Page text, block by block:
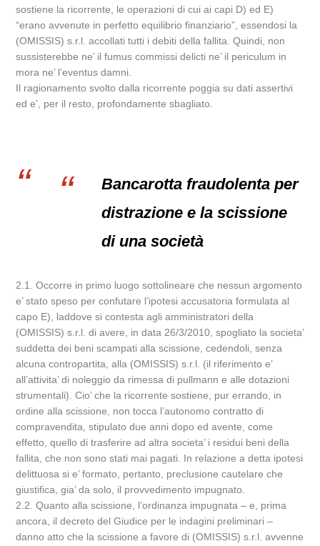
sostiene la ricorrente, le operazioni di cui ai capi D) ed E)
“erano avvenute in perfetto equilibrio finanziario”, essendosi la
(OMISSIS) s.r.l. accollati tutti i debiti della fallita. Quindi, non
sussisterebbe ne’ il fumus commissi delicti ne’ il periculum in
mora ne’ l’eventus damni.
Il ragionamento svolto dalla ricorrente poggia su dati assertivi
ed e’, per il resto, profondamente sbagliato.
Bancarotta fraudolenta per
distrazione e la scissione
di una società
2.1. Occorre in primo luogo sottolineare che nessun argomento
e’ stato speso per confutare l’ipotesi accusatoria formulata al
capo E), laddove si contesta agli amministratori della
(OMISSIS) s.r.l. di avere, in data 26/3/2010, spogliato la societa’
suddetta dei beni scampati alla scissione, cedendoli, senza
alcuna contropartita, alla (OMISSIS) s.r.l. (il riferimento e’
all’attivita’ di noleggio da rimessa di pullmann e alle dotazioni
strumentali). Cio’ che la ricorrente sostiene, pur errando, in
ordine alla scissione, non tocca l’autonomo contratto di
compravendita, stipulato due anni dopo ed avente, come
effetto, quello di trasferire ad altra societa’ i residui beni della
fallita, che non sono stati mai pagati. In relazione a detta ipotesi
delittuosa si e’ formato, pertanto, preclusione cautelare che
giustifica, gia’ da solo, il provvedimento impugnato.
2.2. Quanto alla scissione, l’ordinanza impugnata – e, prima
ancora, il decreto del Giudice per le indagini preliminari –
danno atto che la scissione a favore di (OMISSIS) s.r.l. avvenne